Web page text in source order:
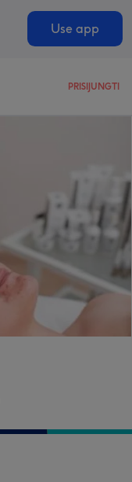
Use app
PRISIJUNGTI